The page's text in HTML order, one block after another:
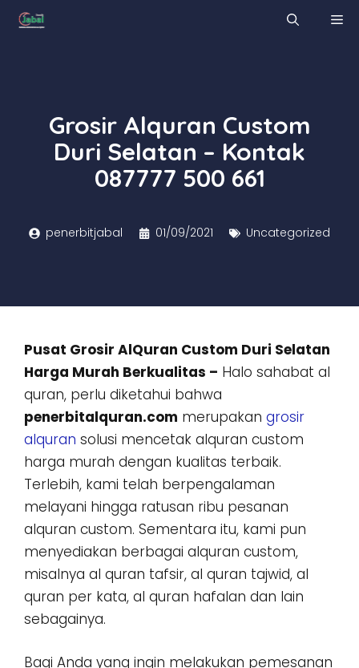
Skip
Grosir Alquran Custom
Duri Selatan – Kontak
087777 500 661
penerbitjabal 01/09/2021 Uncategorized
Pusat Grosir AlQuran Custom Duri Selatan
Harga Murah Berkualitas – Halo sahabat al
quran, perlu diketahui bahwa
penerbitalquran.com merupakan grosir
alquran solusi mencetak alquran custom
harga murah dengan kualitas terbaik.
Terlebih, kami telah berpengalaman
melayani hingga ratusan ribu pesanan
alquran custom. Sementara itu, kami pun
menyediakan berbagai alquran custom,
misalnya al quran tafsir, al quran tajwid, al
quran per kata, al quran hafalan dan lain
sebagainya.
Bagi Anda yang ingin melakukan pemesanan